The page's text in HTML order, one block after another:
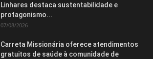
Linhares destaca sustentabilidade e
protagonismo...
07/08/2026
Carreta Missionária oferece atendimentos
gratuitos de saúde à comunidade de